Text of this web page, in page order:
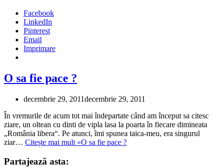
Facebook
LinkedIn
Pinterest
Email
Imprimare
O sa fie pace ?
decembrie 29, 2011decembrie 29, 2011
În vremurile de acum tot mai îndepartate când am început sa citesc
ziare, un oltean cu dinti de vipla lasa la poarta în fiecare dimineata
„România libera“. Pe atunci, îmi spunea taica-meu, era singurul
ziar… Citește mai mult »O sa fie pace ?
Partajează asta: